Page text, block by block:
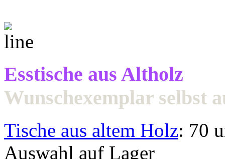
Esstische aus Altholz
Wunschexemplar selbst
Tische aus altem Holz: 70
Auswahl auf Lager